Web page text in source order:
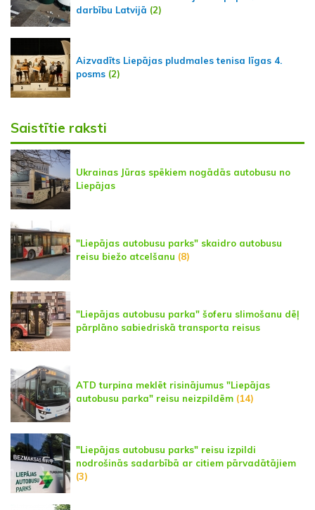
darbību Latvijā (2)
Aizvadīts Liepājas pludmales tenisa līgas 4.
posms (2)
Saistītie raksti
Ukrainas Jūras spēkiem nogādās autobusu no
Liepājas
"Liepājas autobusu parks" skaidro autobusu
reisu biežo atcelšanu (8)
"Liepājas autobusu parka" šoferu slimošanu dēļ
pārplāno sabiedriskā transporta reisus
ATD turpina meklēt risinājumus "Liepājas
autobusu parka" reisu neizpildēm (14)
"Liepājas autobusu parks" reisu izpildi
nodrošinās sadarbībā ar citiem pārvadātājiem
(3)